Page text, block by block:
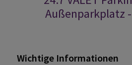
Außenparkplatz
Wichtige Informationen